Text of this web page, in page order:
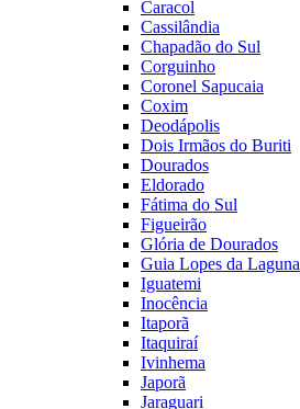
Caracol
Cassilândia
Chapadão do Sul
Corguinho
Coronel Sapucaia
Coxim
Deodápolis
Dois Irmãos do Buriti
Dourados
Eldorado
Fátima do Sul
Figueirão
Glória de Dourados
Guia Lopes da Laguna
Iguatemi
Inocência
Itaporã
Itaquiraí
Ivinhema
Japorã
Jaraguari